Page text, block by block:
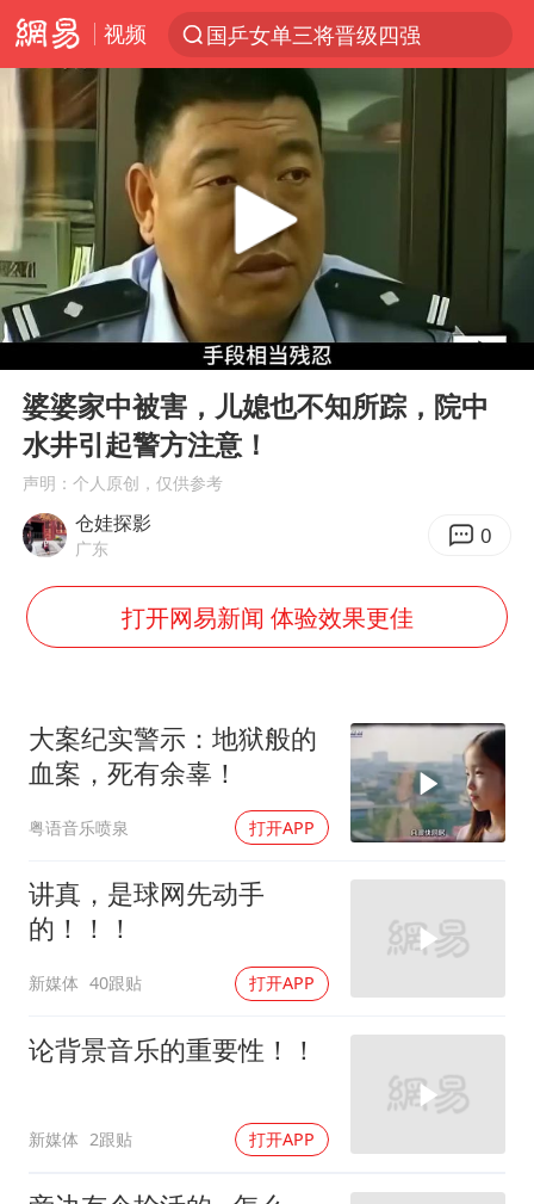
视频
国乒女单三将晋级四强
光影经济撬动暑期消费新蓝海
《欢迎来龙餐馆》口碑
情侣平潭拍日出坠崖1死1伤
央视新主播李秋莹孙亚鹏亮相
几元成本的AI广告导致千万市值蒸发
老挝国会主席赛宋蓬逝世
茅台部分直营店飞天茅台提价
白海豚将正面袭击贯穿浙江
酒店回应车内过夜被收150元
黄金牛市回来了吗
商场现钱学森巨幅海报 负责人回应
36岁男演员成景区NPC后人气爆棚
全民健身事业高质量发展
乐享全民健身 共筑健康中国
Play
00:00 09:03
婆婆家中被害，儿媳也不知所踪，院中
水井引起警方注意！
声明：个人原创，仅供参考
仓娃探影
广东 0
打开网易新闻 体验效果更佳
大案纪实警示：地狱般的
血案，死有余辜！
粤语音乐喷泉 打开APP
讲真，是球网先动手
的！！！
新媒体 40跟贴 打开APP
论背景音乐的重要性！！
新媒体 2跟贴 打开APP